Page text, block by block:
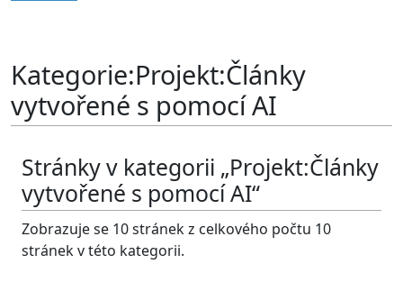
Kategorie:Projekt:Články
vytvořené s pomocí AI
Stránky v kategorii „Projekt:Články
vytvořené s pomocí AI“
Zobrazuje se 10 stránek z celkového počtu 10
stránek v této kategorii.